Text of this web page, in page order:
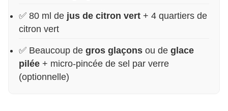
✅ 80 ml de jus de citron vert + 4 quartiers de
citron vert
✅ Beaucoup de gros glaçons ou de glace
pilée + micro-pincée de sel par verre
(optionnelle)